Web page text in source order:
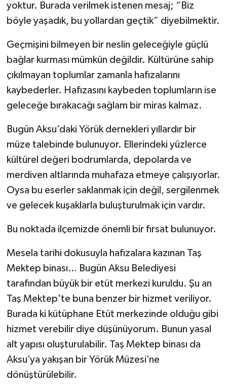
yoktur. Burada verilmek istenen mesaj; “Biz
böyle yaşadık, bu yollardan geçtik” diyebilmektir.
Geçmişini bilmeyen bir neslin geleceğiyle güçlü
bağlar kurması mümkün değildir. Kültürüne sahip
çıkılmayan toplumlar zamanla hafızalarını
kaybederler. Hafızasını kaybeden toplumların ise
geleceğe bırakacağı sağlam bir miras kalmaz.
Bugün Aksu’daki Yörük dernekleri yıllardır bir
müze talebinde bulunuyor. Ellerindeki yüzlerce
kültürel değeri bodrumlarda, depolarda ve
merdiven altlarında muhafaza etmeye çalışıyorlar.
Oysa bu eserler saklanmak için değil, sergilenmek
ve gelecek kuşaklarla buluşturulmak için vardır.
Bu noktada ilçemizde önemli bir fırsat bulunuyor.
Mesela tarihi dokusuyla hafızalara kazınan Taş
Mektep binası… Bugün Aksu Belediyesi
tarafından büyük bir etüt merkezi kuruldu. Şu an
Taş Mektep'te buna benzer bir hizmet veriliyor.
Burada ki kütüphane Etüt merkezinde olduğu gibi
hizmet verebilir diye düşünüyorum. Bunun yasal
alt yapısı oluşturulabilir. Taş Mektep binası da
Aksu’ya yakışan bir Yörük Müzesi’ne
dönüştürülebilir.